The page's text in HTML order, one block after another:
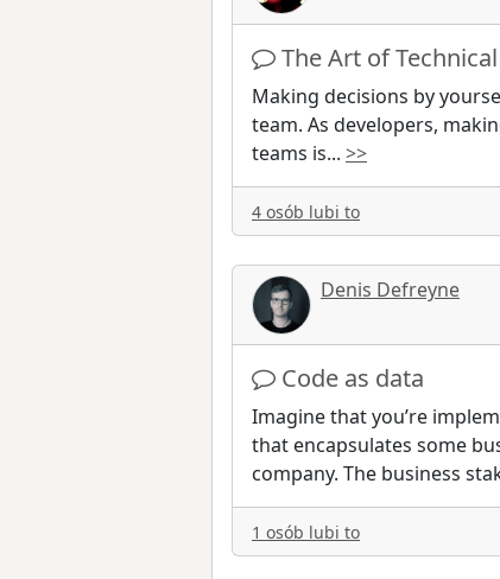
The Art of
Making decisions by
team. As developers,
teams is... >>
4 osób lubi to
Denis Defreyne
Code as data
Imagine that you’re
that encapsulates some
company. The business
1 osób lubi to